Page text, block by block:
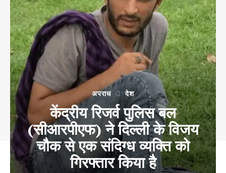
अपराध देश
केंद्रीय रिजर्व पुलिस बल
(सीआरपीएफ) ने दिल्ली के विजय
चौक से एक संदिग्ध व्यक्ति को
गिरफ्तार किया है